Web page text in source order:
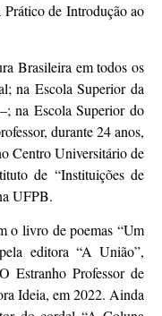
de Introdução ao
Brasileira em todos os
na Escola Superior da
na Escola Superior do
durante 24 anos,
Centro Universitário de
de “Instituições de
UFPB.
o livro de poemas “Um
editora “A União”,
Estranho Professor de
Ideia, em 2022. Ainda